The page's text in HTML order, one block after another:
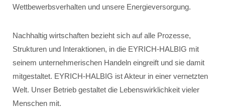
Wettbewerbsverhalten und unsere Energieversorgung.
Nachhaltig wirtschaften bezieht sich auf alle Prozesse,
Strukturen und Interaktionen, in die EYRICH-HALBIG mit
seinem unternehmerischen Handeln eingreift und sie damit
mitgestaltet. EYRICH-HALBIG ist Akteur in einer vernetzten
Welt. Unser Betrieb gestaltet die Lebenswirklichkeit vieler
Menschen mit.